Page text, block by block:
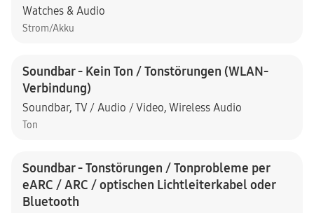
Watches & Audio
Strom/Akku
Soundbar - Kein Ton / Tonstörungen (WLAN-
Verbindung)
Soundbar, TV / Audio / Video, Wireless Audio
Ton
Soundbar - Tonstörungen / Tonprobleme per
eARC / ARC / optischen Lichtleiterkabel oder
Bluetooth